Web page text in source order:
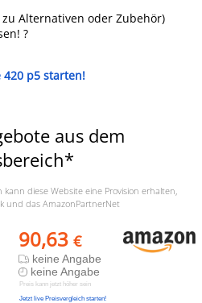
Alternativen oder Zubehör)
?
420 p5 starten!
aus dem
diese Website eine Provision erhalten,
und das AmazonPartnerNet
90,63 €
keine Angabe
keine Angabe
Preis kann jetzt höher sein
Jetzt live Preisvergleich starten!